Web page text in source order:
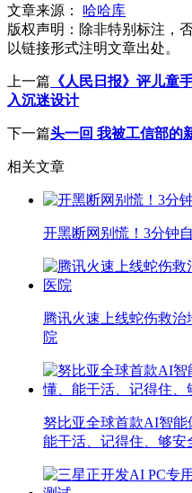
文章来源：
哈哈库
版权声明： 除非特别标注，
以链接形式注明文章出处。
上一篇 《人民日报》评儿童
入沉迷设计
下一篇头一回 我被工信部的
相关文章
开黑断网别慌！3分钟
腾讯火速上线蛇伤救
院
努比亚全球首款AI智能
能干活、记得住、够安